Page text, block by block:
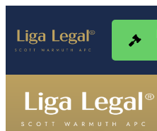
Nota:
sitio
web
accesibilidad.